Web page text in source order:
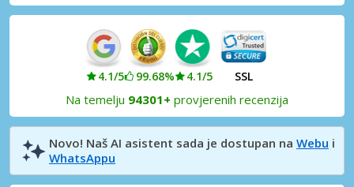
Lisabon, Olivais
Lisabon, Olivais, Portugal
Lisabon, Principe Real
Lisabon, Prior Velho
Lisabon, Prior Velho, Portugal
Lisabon, Santa Cruz
4.1/5 99.68% 4.1/5 SSL
Na temelju 94301+ provjerenih recenzija
Novo! Naš AI asistent sada je dostupan na Webu i
WhatsAppu